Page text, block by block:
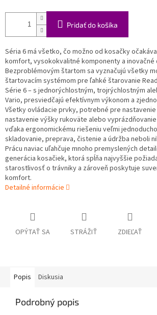
Pridať do košíka
Séria 6 má všetko, čo možno od kosačky
komfort, vysokokvalitné komponenty a inovačné
Bezproblémovým štartom sa vyznačujú všetky
štartovacím systémom pre ľahké štarovanie
Série 6 – s jednorýchlostným, trojrýchlostným
Vario, presviedčajú efektívnym výkonom a
Všetky ovládacie prvky, potrebné pre
nastavenie výšky rukoväte alebo
vďaka ergonomickému riešeniu veľmi
skladovanie, preprava, čistenie a údržba neboli
Prácu naviac uľahčuje mnoho premyslených
generácia kosačiek, ktorá spĺňa najvyššie
starostlivosť o trávniky a zároveň poskytuje
komfort.
Detailné informácie
OPÝTAŤ SA STRÁŽIŤ ZDIEĽAŤ
Popis Diskusia
Podrobný popis